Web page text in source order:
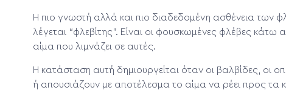
Η πιο γνωστή αλλά και πιο διαδεδομένη ασθένεια των
λέγεται “φλεβίτης”. Είναι οι φουσκωμένες φλέβες
αίμα που λιμνάζει σε αυτές.
Η κατάσταση αυτή δημιουργείται όταν οι βαλβίδες, οι
ή απουσιάζουν με αποτέλεσμα το αίμα να ρέει προς τα